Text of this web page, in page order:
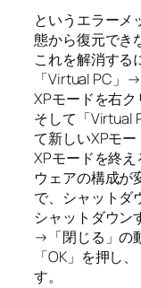
というエラーメ
態から復元でき
これを解消する
「Virtual PC」
XPモードを右ク
そして「Virtual
て新しいXPモー
XPモードを終
ウェアの構成が
で、シャットダ
シャットダウン
→「閉じる」の
「OK」を押し
す。